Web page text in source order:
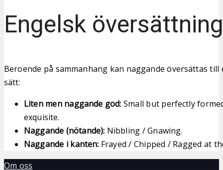
Engelsk översättning
Beroende på sammanhang kan naggande översättas till
sätt:
Liten men naggande god: Small but perfectly
exquisite.
Naggande (nötande): Nibbling / Gnawing.
Naggande i kanten: Frayed / Chipped / Ragged at
Om oss